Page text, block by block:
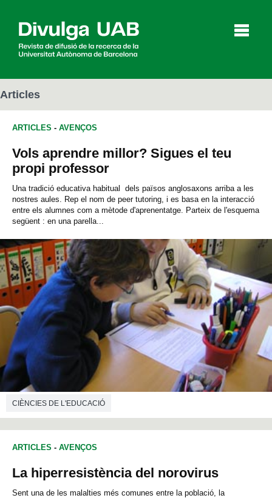
Articles Entrevistes
Agenda
CERCAR
Articles
ARTICLES - AVENÇOS
Vols aprendre millor? Sigues el teu
propi professor
Una tradició educativa habitual dels països anglosaxons arriba a les
nostres aules. Rep el nom de peer tutoring, i es basa en la interacció
entre els alumnes com a mètode d'aprenentatge. Parteix de l'esquema
següent : en una parella...
CIÈNCIES DE L'EDUCACIÓ
ARTICLES - AVENÇOS
La hiperresistència del norovirus
Sent una de les malalties més comunes entre la població, la